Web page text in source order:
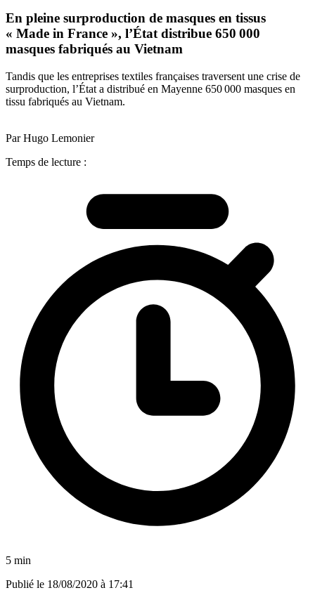
En pleine surproduction de masques en tissus
« Made in France », l’État distribue 650 000
masques fabriqués au Vietnam
Tandis que les entreprises textiles françaises traversent une crise de
surproduction, l’État a distribué en Mayenne 650 000 masques en
tissu fabriqués au Vietnam.
Par Hugo Lemonier
Temps de lecture :
5 min
Publié le 18/08/2020 à 17:41